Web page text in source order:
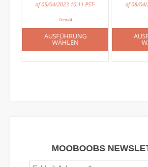
of 05/04/2023 10:11 PST-
Details)
AUSFÜHRUNG
WÄHLEN
of 08/04/
MOOBOOBS